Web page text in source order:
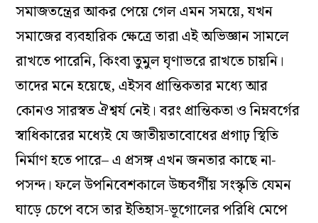
সমাজতন্ত্রের আকর পেয়ে গেল এমন সময়ে, যখন
সমাজের ব্যবহারিক ক্ষেত্রে তারা এই অভিজ্ঞান সামলে
রাখতে পারেনি, কিংবা তুমুল ঘৃণাভরে রাখতে চায়নি।
তাদের মনে হয়েছে, এইসব প্রান্তিকতার মধ্যে আর
কোনও সারস্বত ঐশ্বর্য নেই। বরং প্রান্তিকতা ও নিম্নবর্গের
স্বাধিকারের মধ্যেই যে জাতীয়তাবোধের প্রগাঢ় স্থিতি
নির্মাণ হতে পারে– এ প্রসঙ্গ এখন জনতার কাছে না-
পসন্দ। ফলে উপনিবেশকালে উচ্চবর্গীয় সংস্কৃতি যেমন
ঘাড়ে চেপে বসে তার ইতিহাস-ভূগোলের পরিধি মেপে